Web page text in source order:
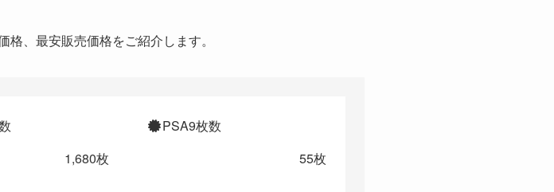
¥4,980
、最安販売価格をご紹介します。
1,680枚
PSA9枚数
55枚